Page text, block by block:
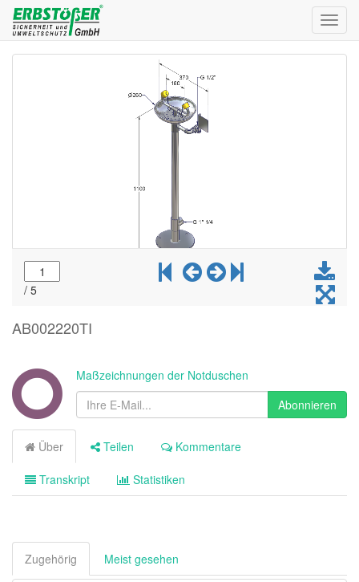
AB002220TI
Maßzeichnungen der Notduschen
Abonnieren
Über Teilen Kommentare
Transkript Statistiken
Zugehörig Meist gesehen